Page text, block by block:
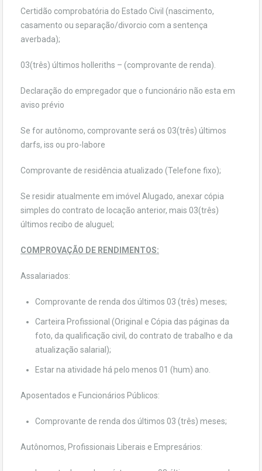
Certidão comprobatória do Estado Civil (nascimento,
casamento ou separação/divorcio com a sentença
averbada);
03(três) últimos holleriths – (comprovante de renda).
Declaração do empregador que o funcionário não esta em
aviso prévio
Se for autônomo, comprovante será os 03(três) últimos
darfs, iss ou pro-labore
Comprovante de residência atualizado (Telefone fixo);
Se residir atualmente em imóvel Alugado, anexar cópia
simples do contrato de locação anterior, mais 03(três)
últimos recibo de aluguel;
COMPROVAÇÃO DE RENDIMENTOS:
Assalariados:
Comprovante de renda dos últimos 03 (três) meses;
Carteira Profissional (Original e Cópia das páginas da
foto, da qualificação civil, do contrato de trabalho e da
atualização salarial);
Estar na atividade há pelo menos 01 (hum) ano.
Aposentados e Funcionários Públicos:
Comprovante de renda dos últimos 03 (três) meses;
Autônomos, Profissionais Liberais e Empresários: